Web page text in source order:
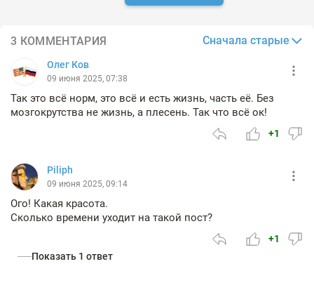
3 КОММЕНТАРИЯ Сначала старые
Олег Ков
09 июня 2025, 07:38
Так это всё норм, это всё и есть жизнь, часть её. Без
мозгокрутства не жизнь, а плесень. Так что всё ок!
+1
Piliph
09 июня 2025, 09:14
Ого! Какая красота.
Сколько времени уходит на такой пост?
+1
Показать 1 ответ